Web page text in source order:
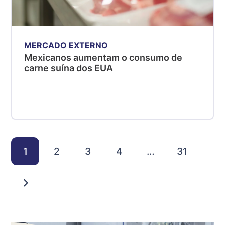
MERCADO EXTERNO
Mexicanos aumentam o consumo de
carne suína dos EUA
1 2 3 4 … 31